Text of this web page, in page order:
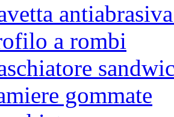
a rombi
gommate